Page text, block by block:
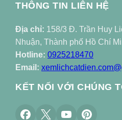
THÔNG TIN LIÊN HỆ
Địa chỉ: 158/3 Đ. Trần Huy
Nhuận, Thành phố Hồ Chí
Hotline: 0925218470
Email:
KẾT NỐI VỚI CHÚNG